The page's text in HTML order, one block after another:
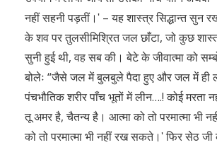
नहीं सहनी पड़तीं।ʹ – यह शास्त्र सिद्धान्त सुन
के शव पर तुलसीमिश्रित जल छाँटा, जो कुछ
सुनी हुई थी, वह सब की। बेटे के जीवात्मा को
बोलेः “जैसे जल में बुलबुले पैदा हुए और जल में ही
पंचभौतिक शरीर पाँच भूतों में लीन….! कोई मरता
तू अमर है, चैतन्य है। आत्मा को तो परमात्मा भी
को तो परमात्मा भी नहीं रख सकते।ʹ फिर सेठ